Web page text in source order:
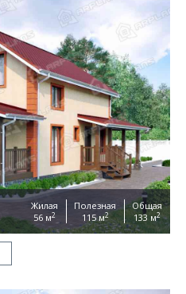
Жилая
56 м2
Полезная
115 м2
Общая
133 м2